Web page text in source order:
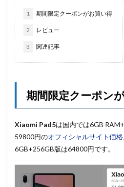
1 期間限定クーポンがお買い得
2 レビュー
3 関連記事
期間限定クーポン
Xiaomi Pad5は国内では6GB
59800円のオフィシャルサイト価格
6GB+256GB版は64800円です。